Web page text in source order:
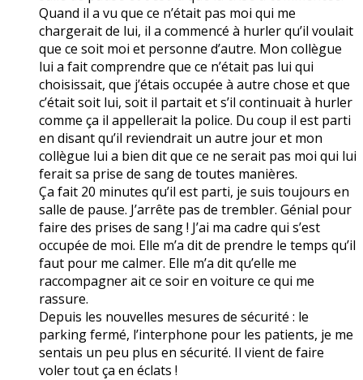
Quand il a vu que ce n’était pas moi qui me
chargerait de lui, il a commencé à hurler qu’il voulait
que ce soit moi et personne d’autre. Mon collègue
lui a fait comprendre que ce n’était pas lui qui
choisissait, que j’étais occupée à autre chose et que
c’était soit lui, soit il partait et s’il continuait à hurler
comme ça il appellerait la police. Du coup il est parti
en disant qu’il reviendrait un autre jour et mon
collègue lui a bien dit que ce ne serait pas moi qui lui
ferait sa prise de sang de toutes manières.
Ça fait 20 minutes qu’il est parti, je suis toujours en
salle de pause. J’arrête pas de trembler. Génial pour
faire des prises de sang ! J’ai ma cadre qui s’est
occupée de moi. Elle m’a dit de prendre le temps qu’il
faut pour me calmer. Elle m’a dit qu’elle me
raccompagner ait ce soir en voiture ce qui me
rassure.
Depuis les nouvelles mesures de sécurité : le
parking fermé, l’interphone pour les patients, je me
sentais un peu plus en sécurité. Il vient de faire
voler tout ça en éclats !